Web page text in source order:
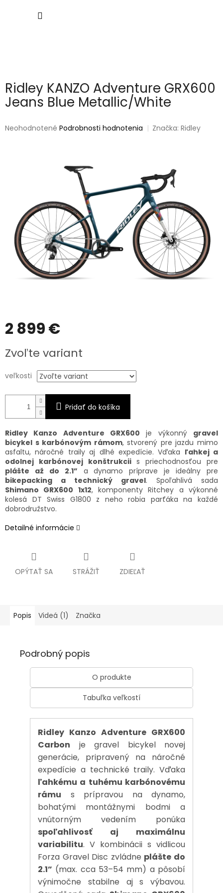
Ridley KANZO Adventure GRX600
Jeans Blue Metallic/White
Priemerné
Neohodnotené Podrobnosti hodnotenia Značka:Ridley
2 899 €
cena:
Zvoľte variant
veľkosti
Pridať do košíka
Ridley Kanzo Adventure GRX600 je výkonný gravel
bicykel s karbónovým rámom, stvorený pre jazdu mimo
asfaltu, náročné traily aj dlhé expedície. Vďaka ľahkej a
odolnej karbónovej konštrukciis priechodnosťou pre
plášte až do 2.1” a dynamo príprave je ideálny pre
bikepacking a technický gravel. Spoľahlivá sada
Shimano GRX600 1x12, komponenty Ritchey a výkonné
kolesá DT Swiss G1800 z neho robia parťáka na každé
dobrodružstvo.
Detailné informácie
OPÝTAŤ SA STRÁŽIŤ ZDIEĽAŤ
Popis Videá (1) Značka
Podrobný popis
O produkte
Tabuľka veľkostí
Ridley Kanzo Adventure GRX600
Carbon je gravel bicykel novej
generácie, pripravený na náročné
expedície a technické traily. Vďaka
ľahkému a tuhému karbónovému
rámu s prípravou na dynamo,
bohatými montážnymi bodmi a
vnútorným vedením ponúka
spoľahlivosť aj maximálnu
variabilitu. V kombinácii s vidlicou
Forza Gravel Disc zvládne plášte do
2.1” (max. cca 53–54 mm) a pôsobí
výnimočne stabilne aj s výbavou.